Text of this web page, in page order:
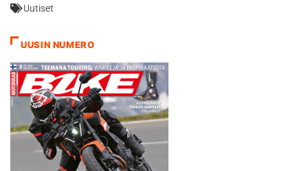
Uutiset
UUSIN NUMERO